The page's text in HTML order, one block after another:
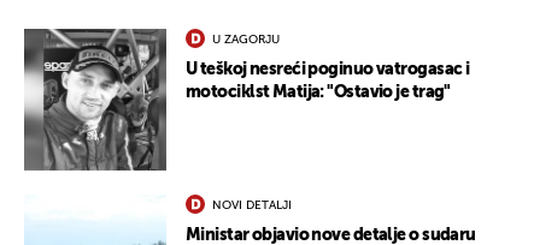
U ZAGORJU
U teškoj nesreći poginuo vatrogasac i
motociklst Matija: "Ostavio je trag"
NOVI DETALJI
Ministar objavio nove detalje o sudaru